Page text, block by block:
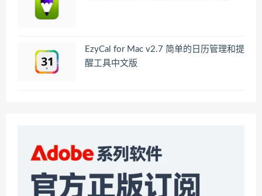
EzyCal for Mac v2.7 简单的日历管理和提
醒工具中文版